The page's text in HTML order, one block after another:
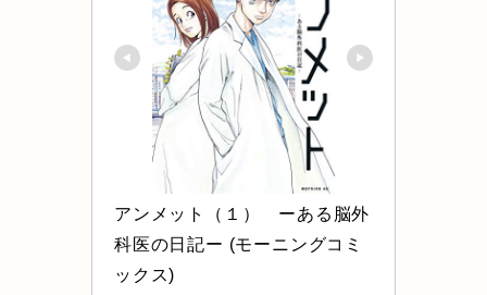
アンメット（１）　ーある脳外
科医の日記ー (モーニングコミ
ックス)